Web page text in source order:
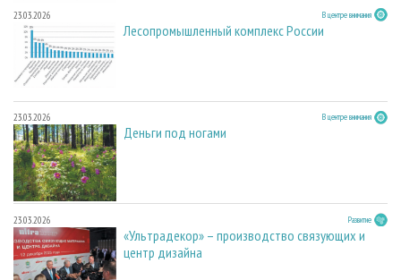
23.03.2026 В центре внимания
Лесопромышленный комплекс России
23.03.2026 В центре внимания
Деньги под ногами
23.03.2026 Развитие
«Ультрадекор» – производство связующих и
центр дизайна